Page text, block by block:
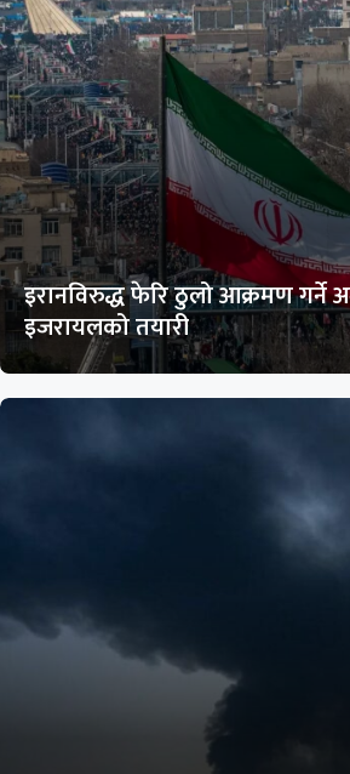
इरानविरुद्ध फेरि ठुलो आक्रमण गर्ने
इजरायलको तयारी